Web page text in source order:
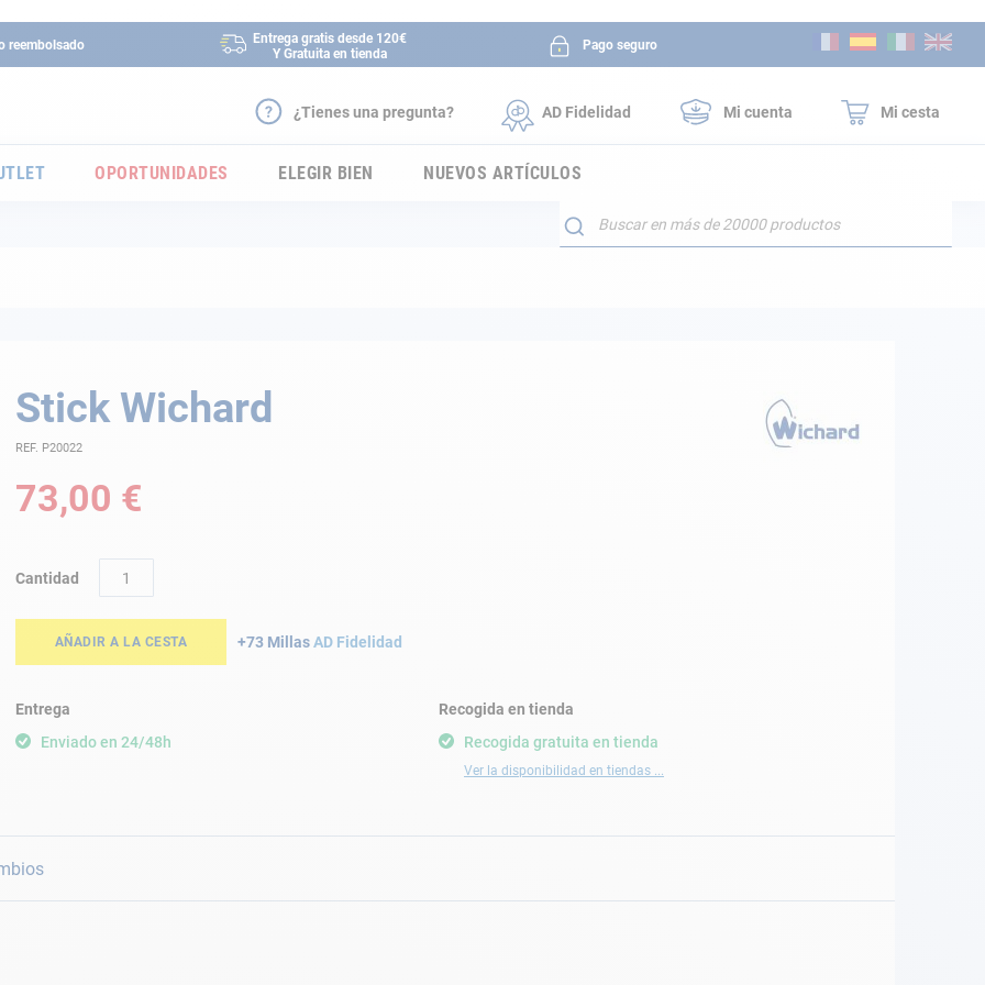
reembolsado
Entrega gratis desde 120€
Y Gratuita en tienda
Pago seguro
¿Tienes una pregunta? AD Fidelidad Mi cuenta Mi cesta
OPORTUNIDADES ELEGIR BIEN NUEVOS ARTÍCULOS
Buscar
Stick Wichard
REF. P20022
73,00 €
Cantidad
AÑADIR A LA CESTA +73 MillasAD Fidelidad
Entrega
Enviado en 24/48h
Recogida gratuita en tienda
Ver la disponibilidad en tiendas ...
Recogida en tienda